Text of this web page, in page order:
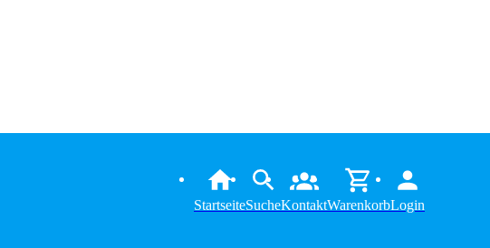
StartseiteSucheKontaktWarenkorbLogin